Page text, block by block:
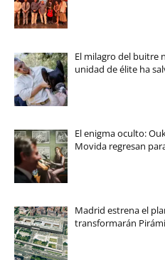
El milagro del buitre
unidad de élite ha
El enigma oculto:
Movida regresan
Madrid estrena el
transformarán